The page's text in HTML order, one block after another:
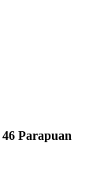
46 Parapuan